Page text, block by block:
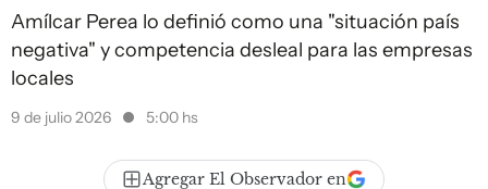
Amílcar Perea lo definió como una "situación país
negativa" y competencia desleal para las empresas
locales
9 de julio 2026 5:00 hs
Agregar El Observador en